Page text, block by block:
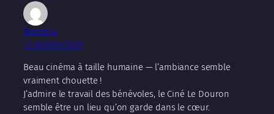
Maestria
12 octobre 2025
Beau cinéma à taille humaine — l’ambiance semble
vraiment chouette !
J’admire le travail des bénévoles, le Ciné Le Douron
semble être un lieu qu’on garde dans le cœur.